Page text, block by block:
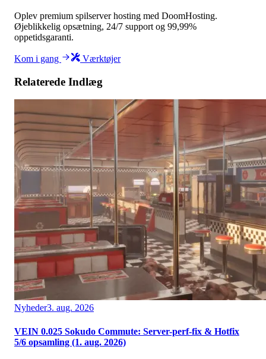
Oplev premium spilserver hosting med DoomHosting.
Øjeblikkelig opsætning, 24/7 support og 99,99%
oppetidsgaranti.
Kom i gang Værktøjer
Relaterede Indlæg
Nyheder3. aug. 2026
VEIN 0.025 Sokudo Commute: Server-perf-fix & Hotfix
5/6 opsamling (1. aug. 2026)